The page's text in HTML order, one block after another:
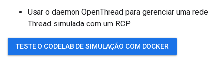
Usar o daemon OpenThread para gerenciar uma rede
Thread simulada com um RCP
TESTE O CODELAB DE SIMULAÇÃO COM DOCKER